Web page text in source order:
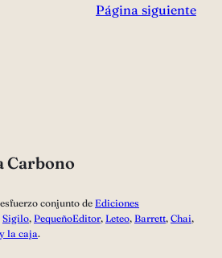
Página siguiente
Carbono
conjunto de Ediciones
Sigilo, PequeñoEditor, Leteo, Barrett, Chai,
la caja.